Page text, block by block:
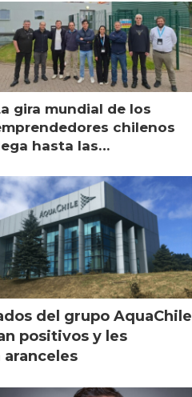
gira mundial de los
chilenos
hasta las
del grupo AquaChile
positivos y les